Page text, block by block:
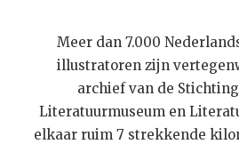
Meer dan 7.000
illustratoren zijn
archief van de
Literatuurmuseum en
elkaar ruim 7 strekkende